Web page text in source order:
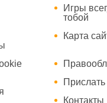
Игры
тобой
Карта
Прислать
Контакты